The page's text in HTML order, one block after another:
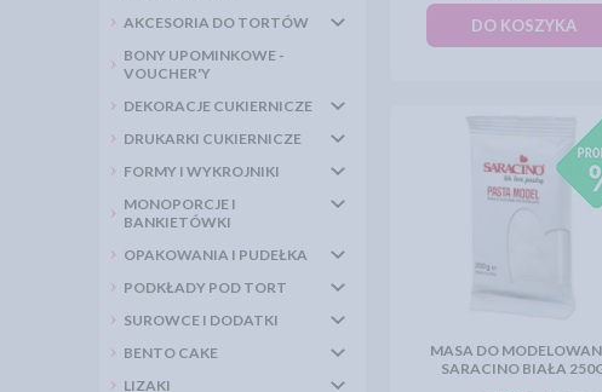
AKCESORIA DO TORTÓW
BONY UPOMINKOWE -
VOUCHER'Y
DEKORACJE CUKIERNICZE
DRUKARKI CUKIERNICZE
FORMY I WYKROJNIKI
MONOPORCJE I
BANKIETÓWKI
OPAKOWANIA I PUDEŁKA
PODKŁADY POD TORT
SUROWCE I DODATKI
BENTO CAKE
LIZAKI
DO KOSZYKA
MASA DO
SARACINO BIAŁA